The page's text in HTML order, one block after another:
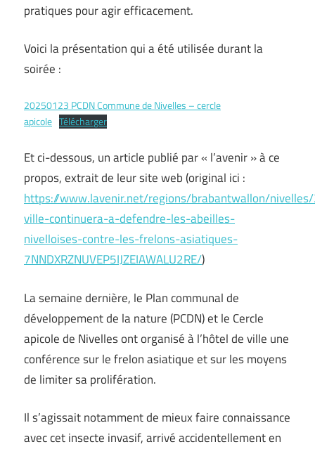
pratiques pour agir efficacement.
Voici la présentation qui a été utilisée durant la
soirée :
20250123 PCDN Commune de Nivelles – cercle
apicole Télécharger
Et ci-dessous, un article publié par « l’avenir » à ce
propos, extrait de leur site web (original ici :
https://www.lavenir.net/regions/brabantwallon/
ville-continuera-a-defendre-les-abeilles-
nivelloises-contre-les-frelons-asiatiques-
7NNDXRZNUVEP5IJZEIAWALU2RE/)
La semaine dernière, le Plan communal de
développement de la nature (PCDN) et le Cercle
apicole de Nivelles ont organisé à l’hôtel de ville une
conférence sur le frelon asiatique et sur les moyens
de limiter sa prolifération.
Il s’agissait notamment de mieux faire connaissance
avec cet insecte invasif, arrivé accidentellement en